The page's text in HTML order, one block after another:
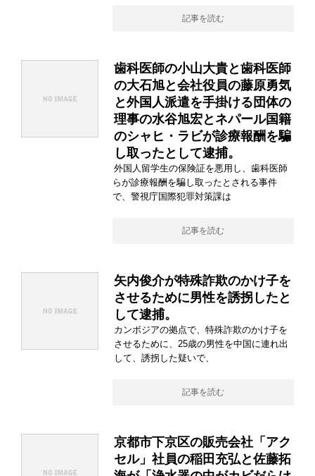
記事を読む
歯科医師の小山大貴と歯科医師
の大石旭と会社役員の藤原勇気
と外国人派遣を手掛ける団体の
理事の水谷旭宏とネパール国籍
のシャヒ・ラビが診療報酬を騙
し取ったとして逮捕。
外国人留学生の保険証を悪用し、歯科医師
らが診療報酬を騙し取ったとされる事件
で、警視庁国際犯罪対策課は
記事を読む
矢内俊介が特殊詐欺のかけ子を
させるために男性を誘拐したと
して逮捕。
カンボジアの拠点で、特殊詐欺のかけ子を
させるために、25歳の男性を中国に連れ出
して、誘拐した疑いで、
記事を読む
京都市下京区の販売会社「アク
セル」社員の稲田充弘と佐藤拓